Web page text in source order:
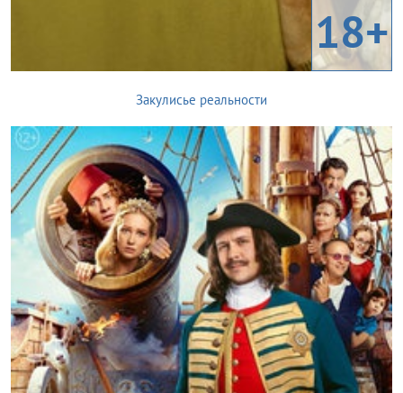
18+
Закулисье реальности